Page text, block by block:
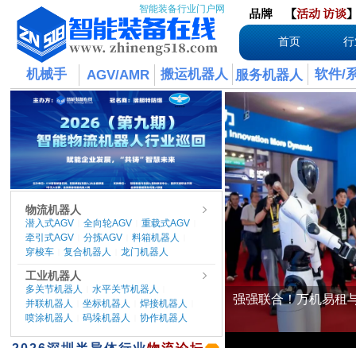
智能装备行业门户网 品牌 【活动访谈
首页
机械手 搬运机器人 软件/
AGV/AMR 服务机器人
物流机器人
潜入式AGV 全向轮AGV 重载式AGV
牵引式AGV 分拣AGV 料箱机器人
穿梭车 复合机器人 龙门机器人
工业机器人
多关节机器人 水平关节机器人
并联机器人 坐标机器人 焊接机器人
喷涂机器人 码垛机器人 协作机器人